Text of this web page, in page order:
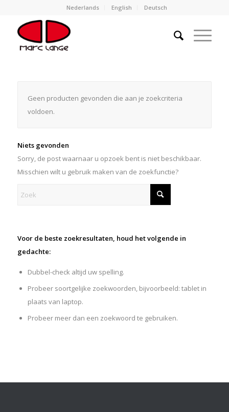
Nederlands English Deutsch
Geen producten gevonden die aan je zoekcriteria
voldoen.
Niets gevonden
Sorry, de post waarnaar u opzoek bent is niet beschikbaar.
Misschien wilt u gebruik maken van de zoekfunctie?
Voor de beste zoekresultaten, houd het volgende in
gedachte:
Dubbel-check altijd uw spelling.
Probeer soortgelijke zoekwoorden, bijvoorbeeld: tablet in
plaats van laptop.
Probeer meer dan een zoekwoord te gebruiken.